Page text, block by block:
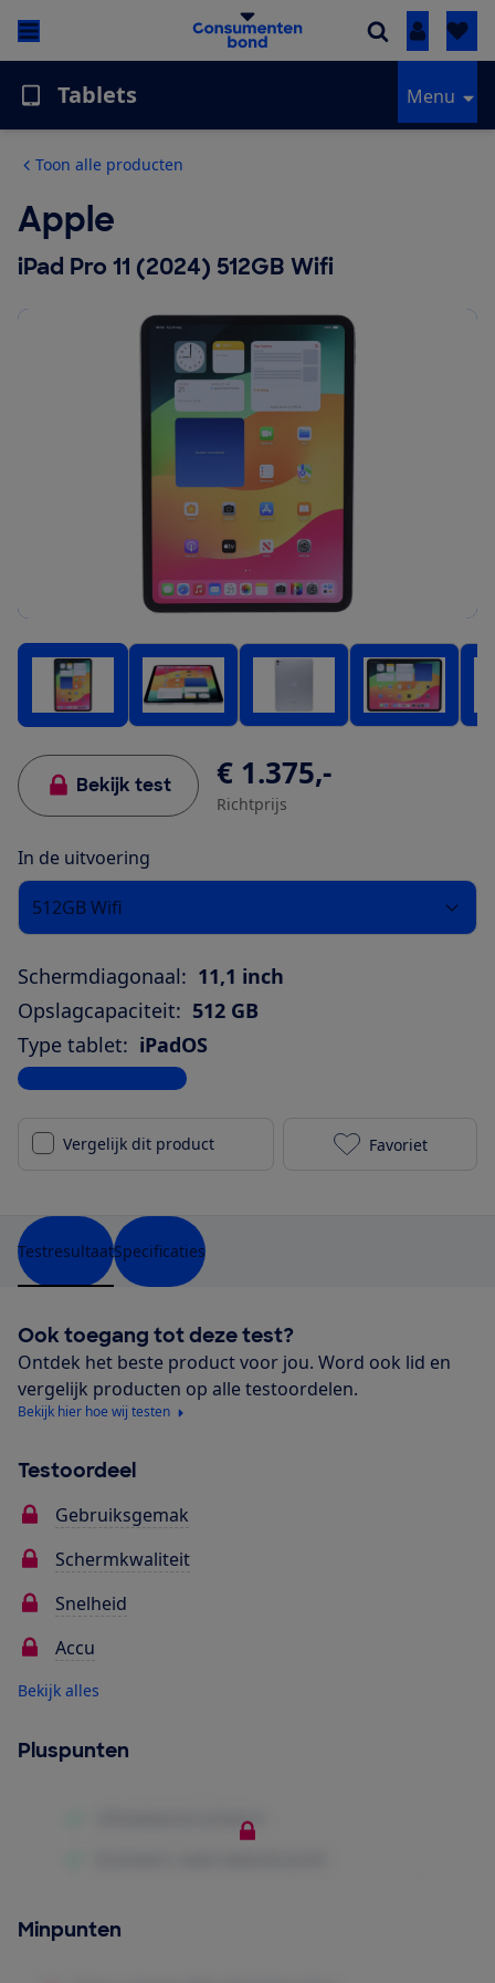
Inloggen
Tablets Menu
Toon alle producten
Apple
iPad Pro 11 (2024) 512GB Wifi
Bekijk test € 1.375,-
Richtprijs
In de uitvoering
512GB Wifi
Schermdiagonaal: 11,1 inch
Opslagcapaciteit: 512 GB
Type tablet: iPadOS
Bekijk alle specificaties
Vergelijk dit product Apple iPad
Favoriet
TestresultaatSpecificaties
Ook toegang tot deze test?
Ontdek het beste product voor jou. Word ook lid en
vergelijk producten op alle testoordelen.
Bekijk hier hoe wij testen
Testoordeel
Gebruiksgemak
Schermkwaliteit
Snelheid
Accu
Bekijk alles
Pluspunten
Minpunten